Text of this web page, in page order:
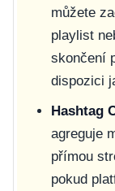
můžete
playlist
skončení
dispozici
Hashtag
agreguje
přímou
pokud